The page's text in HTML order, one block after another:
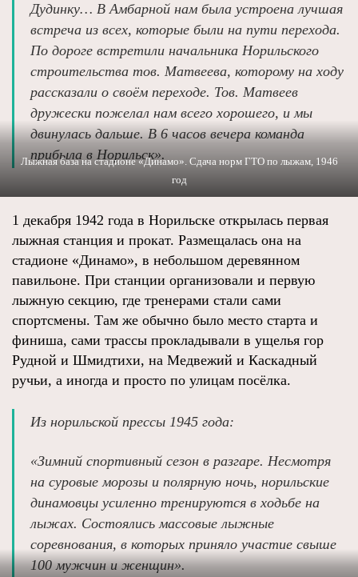
Дудинку… В Амбарной нам была устроена лучшая
встреча из всех, которые были на пути перехода.
По дороге встретили начальника Норильского
строительства тов. Матвеева, которому на ходу
рассказали о своём переходе. Тов. Матвеев
дружески пожелал нам всего хорошего, и мы
двинулась дальше. В 6 часов вечера команда
прибыла в Норильск».
Лыжная база на стадионе «Динамо». Сдача норм ГТО по лыжам, 1946
год
1 декабря 1942 года в Норильске открылась первая
лыжная станция и прокат. Размещалась она на
стадионе «Динамо», в небольшом деревянном
павильоне. При станции организовали и первую
лыжную секцию, где тренерами стали сами
спортсмены. Там же обычно было место старта и
финиша, сами трассы прокладывали в ущелья гор
Рудной и Шмидтихи, на Медвежий и Каскадный
ручьи, а иногда и просто по улицам посёлка.
Из норильской прессы 1945 года:
«Зимний спортивный сезон в разгаре. Несмотря
на суровые морозы и полярную ночь, норильские
динамовцы усиленно тренируются в ходьбе на
лыжах. Состоялись массовые лыжные
соревнования, в которых приняло участие свыше
100 мужчин и женщин».